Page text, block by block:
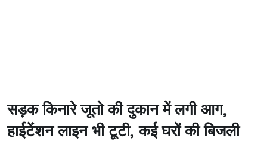
सड़क किनारे जूतो की दुकान में लगी आग,
हाईटेंशन लाइन भी टूटी, कई घरों की बिजली